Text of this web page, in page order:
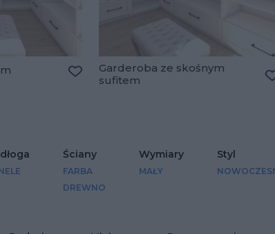
Dodaj do ulubionych
Garderoba ze skośnym
sufitem
Ściany
FARBA
DREWNO
Wymiary
MAŁY
Styl